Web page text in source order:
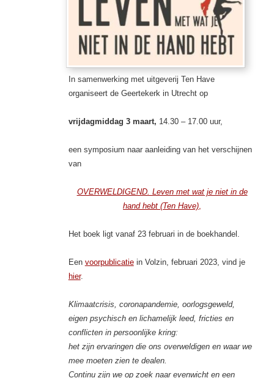
In samenwerking met uitgeverij Ten Have
organiseert de Geertekerk in Utrecht op
vrijdagmiddag 3 maart, 14.30 – 17.00 uur,
een symposium naar aanleiding van het verschijnen
van
OVERWELDIGEND. Leven met wat je niet in de
hand hebt (Ten Have)
Het boek ligt vanaf 23 februari in de boekhandel.
Een voorpublicatiein Volzin, februari 2023, vind je
hier.
Klimaatcrisis, coronapandemie, oorlogsgeweld,
eigen psychisch en lichamelijk leed, fricties en
conflicten in persoonlijke kring:
het zijn ervaringen die ons overweldigen en waar we
mee moeten zien te dealen.
Continu zijn we op zoek naar evenwicht en een